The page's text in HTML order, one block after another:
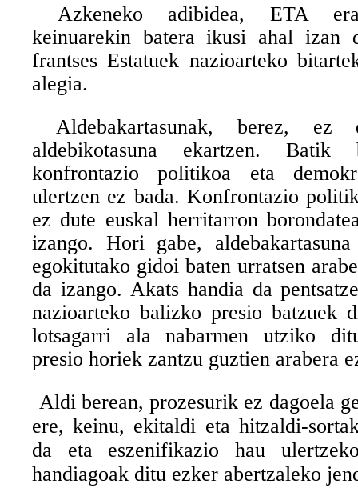
Azkeneko adibidea, ETA
keinuarekin batera ikusi ahal izan
frantses Estatuek nazioarteko
alegia.
Aldebakartasunak, berez, ez
aldebikotasuna ekartzen. Batik
konfrontazio politikoa eta
ulertzen ez bada. Konfrontazio
ez dute euskal herritarron
izango. Hori gabe, aldebakartasuna
egokitutako gidoi baten urratsen
da izango. Akats handia da
nazioarteko balizko presio batzuek
lotsagarri ala nabarmen utziko
presio horiek zantzu guztien arabera
Aldi berean, prozesurik ez dagoela
ere, keinu, ekitaldi eta hitzaldi-
da eta eszenifikazio hau
handiagoak ditu ezker abertzaleko